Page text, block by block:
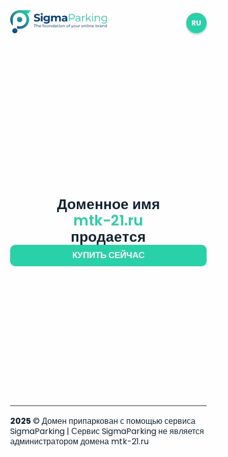
RU
Доменное имя
mtk-21.ru
продается
КУПИТЬ СЕЙЧАС
2025 © Домен припаркован с помощью сервиса
SigmaParking | Сервис SigmaParking не является
администратором домена mtk-21.ru